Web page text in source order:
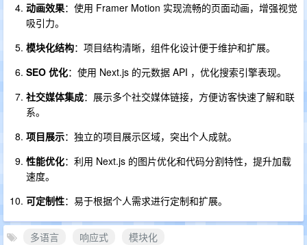
动画效果：使用 Framer Motion 实现流畅的页面动画，增强视觉
吸引力。
模块化结构：项目结构清晰，组件化设计便于维护和扩展。
SEO 优化：使用 Next.js 的元数据 API ，优化搜索引擎表现。
社交媒体集成：展示多个社交媒体链接，方便访客快速了解和联
系。
项目展示：独立的项目展示区域，突出个人成就。
性能优化：利用 Next.js 的图片优化和代码分割特性，提升加载
速度。
可定制性：易于根据个人需求进行定制和扩展。
多语言 响应式
模块化